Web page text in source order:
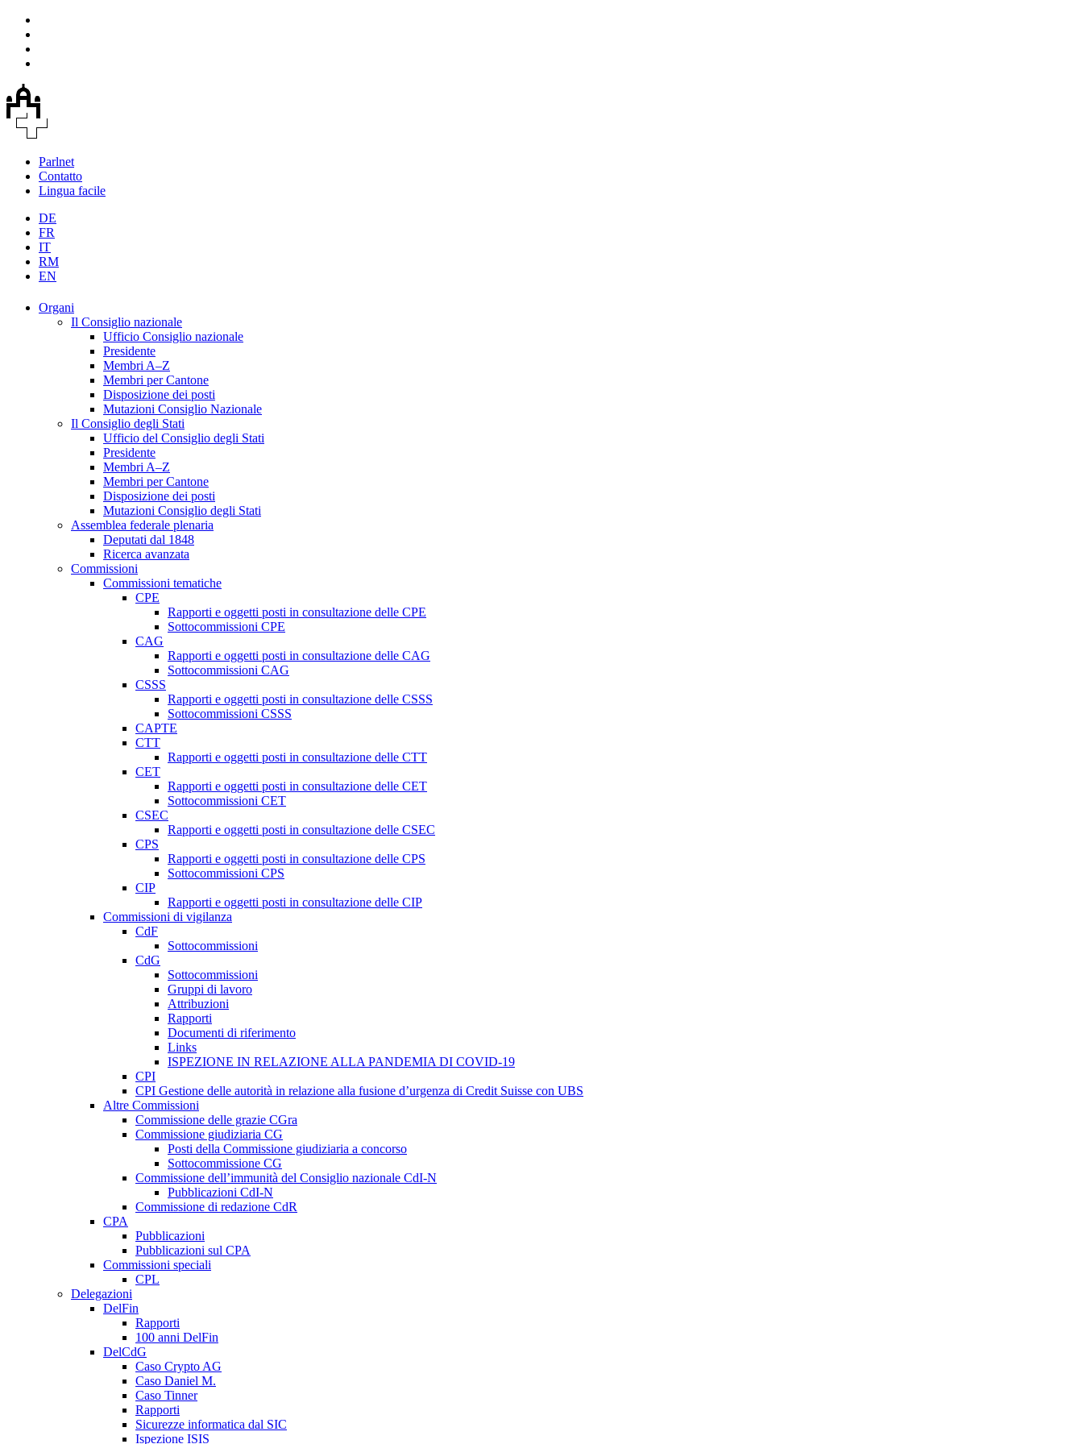
Parlnet
Contatto
Lingua facile
DE
FR
IT
RM
EN
Organi
Il Consiglio nazionale
Ufficio Consiglio nazionale
Presidente
Membri A–Z
Membri per Cantone
Disposizione dei posti
Mutazioni Consiglio Nazionale
Il Consiglio degli Stati
Ufficio del Consiglio degli Stati
Presidente
Membri A–Z
Membri per Cantone
Disposizione dei posti
Mutazioni Consiglio degli Stati
Assemblea federale plenaria
Deputati dal 1848
Ricerca avanzata
Commissioni
Commissioni tematiche
CPE
Rapporti e oggetti posti in consultazione delle CPE
Sottocommissioni CPE
CAG
Rapporti e oggetti posti in consultazione delle CAG
Sottocommissioni CAG
CSSS
Rapporti e oggetti posti in consultazione delle CSSS
Sottocommissioni CSSS
CAPTE
CTT
Rapporti e oggetti posti in consultazione delle CTT
CET
Rapporti e oggetti posti in consultazione delle CET
Sottocommissioni CET
CSEC
Rapporti e oggetti posti in consultazione delle CSEC
CPS
Rapporti e oggetti posti in consultazione delle CPS
Sottocommissioni CPS
CIP
Rapporti e oggetti posti in consultazione delle CIP
Commissioni di vigilanza
CdF
Sottocommissioni
CdG
Sottocommissioni
Gruppi di lavoro
Attribuzioni
Rapporti
Documenti di riferimento
Links
ISPEZIONE IN RELAZIONE ALLA PANDEMIA DI COVID-19
CPI
CPI Gestione delle autorità in relazione alla fusione d’urgenza di Credit Suisse con UBS
Altre Commissioni
Commissione delle grazie CGra
Commissione giudiziaria CG
Posti della Commissione giudiziaria a concorso
Sottocommissione CG
Commissione dell’immunità del Consiglio nazionale CdI-N
Pubblicazioni CdI-N
Commissione di redazione CdR
CPA
Pubblicazioni
Pubblicazioni sul CPA
Commissioni speciali
CPL
Delegazioni
DelFin
Rapporti
100 anni DelFin
DelCdG
Caso Crypto AG
Caso Daniel M.
Caso Tinner
Rapporti
Sicurezze informatica dal SIC
Ispezione ISIS